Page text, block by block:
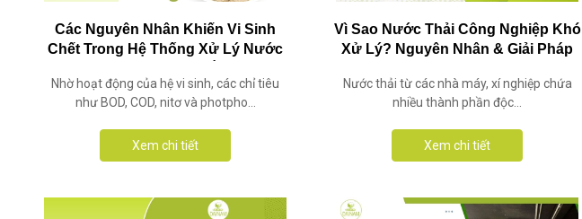
Các Nguyên Nhân Khiến Vi Sinh
Chết Trong Hệ Thống Xử Lý Nước
Nhờ hoạt động của hệ vi sinh, các chỉ tiêu
như BOD, COD, nitơ và photpho...
Xem chi tiết
Vì Sao Nước Thải Công Nghiệp Khó
Xử Lý? Nguyên Nhân & Giải Pháp
Nước thải từ các nhà máy, xí nghiệp chứa
nhiều thành phần độc...
Xem chi tiết